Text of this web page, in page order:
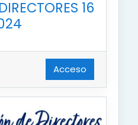
16
Acceso